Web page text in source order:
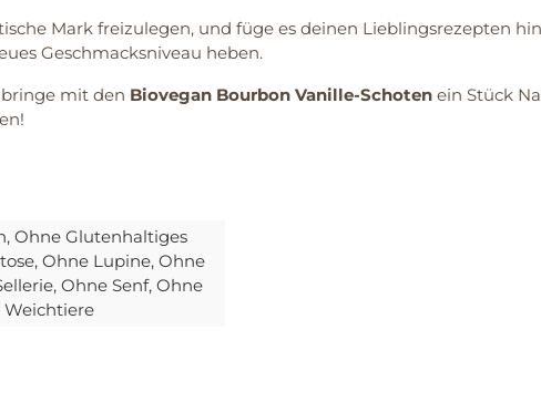
Mark freizulegen, und füge es deinen Lieblingsrezepten
Geschmacksniveau heben.
mit den Biovegan Bourbon Vanille-Schoten ein Stück
, Ohne Glutenhaltiges
, Ohne Lupine, Ohne
, Ohne Senf, Ohne
Weichtiere